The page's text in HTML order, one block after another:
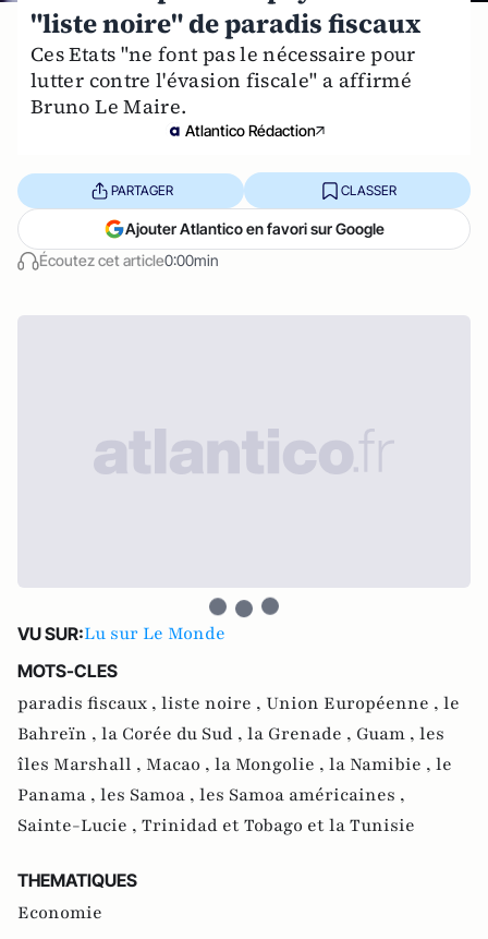
"liste noire" de paradis fiscaux
Ces Etats "ne font pas le nécessaire pour
lutter contre l'évasion fiscale" a affirmé
Bruno Le Maire.
Atlantico Rédaction
Écoutez cet article0:00min
PARTAGER CLASSER
Ajouter Atlantico en favori sur Google
VU SUR:Lu sur Le Monde
MOTS-CLES
paradis fiscaux , liste noire , Union Européenne , le
Bahreïn , la Corée du Sud , la Grenade , Guam , les
îles Marshall , Macao , la Mongolie , la Namibie , le
Panama , les Samoa , les Samoa américaines ,
Sainte-Lucie , Trinidad et Tobago et la Tunisie
THEMATIQUES
Economie